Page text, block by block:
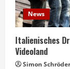
News
Italienisches
Videoland
Simon Schröder